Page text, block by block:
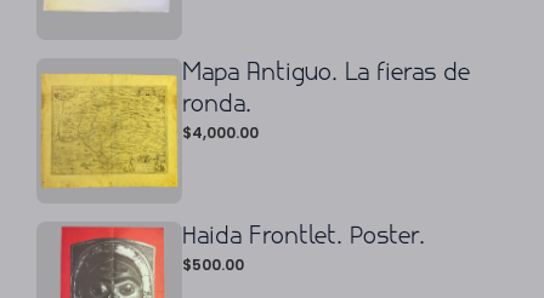
Mapa Antiguo. La fieras de
ronda.
$4,000.00
Haida Frontlet. Poster.
$500.00